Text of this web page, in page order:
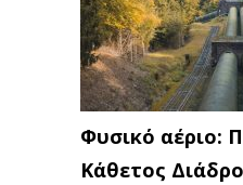
Φυσικό αέριο:
Κάθετος